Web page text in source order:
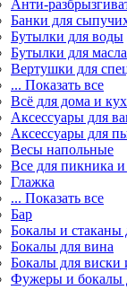
Анти-
Банки для
Бутылки для воды
Бутылки для
Вертушки для
... Показать все
Всё для дома и
Аксессуары для
Аксессуары для
Весы напольные
Все для пикника и
Глажка
... Показать все
Бар
Бокалы и стаканы
Бокалы для вина
Бокалы для виски
Фужеры и бокалы